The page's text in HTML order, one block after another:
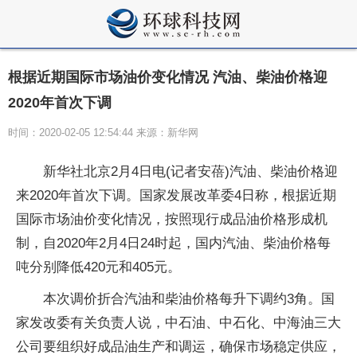
根据近期国际市场油价变化情况 汽油、柴油价格迎
2020年首次下调
时间：2020-02-05 12:54:44 来源：新华网
新华社北京2月4日电(记者安蓓)汽油、柴油价格迎
来2020年首次下调。国家发展改革委4日称，根据近期
国际市场油价变化情况，按照现行成品油价格形成机
制，自2020年2月4日24时起，国内汽油、柴油价格每
吨分别降低420元和405元。
本次调价折合汽油和柴油价格每升下调约3角。国
家发改委有关负责人说，中石油、中石化、中海油三大
公司要组织好成品油生产和调运，确保市场稳定供应，